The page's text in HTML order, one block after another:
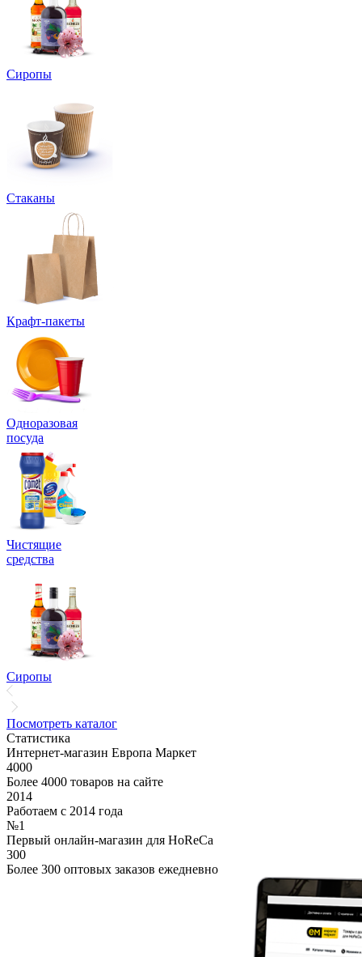
Сиропы
Стаканы
Крафт-пакеты
Одноразовая
посуда
Чистящие
средства
Сиропы
Посмотреть каталог
Статистика
Интернет-магазин Европа Маркет
4000
Более 4000 товаров на сайте
2014
Работаем с 2014 года
№1
Первый онлайн-магазин для HoReCa
300
Более 300 оптовых заказов ежедневно